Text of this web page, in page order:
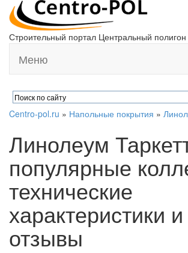
Строительный портал Центральный полигон
Меню
Centro-pol.ru » Напольные покрытия »
Линолеум
популярные
технические
характеристики и
отзывы